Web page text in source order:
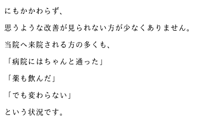
にもかかわらず、
思うような改善が見られない方が少なくありません。
当院へ来院される方の多くも、
「病院にはちゃんと通った」
「薬も飲んだ」
「でも変わらない」
という状況です。